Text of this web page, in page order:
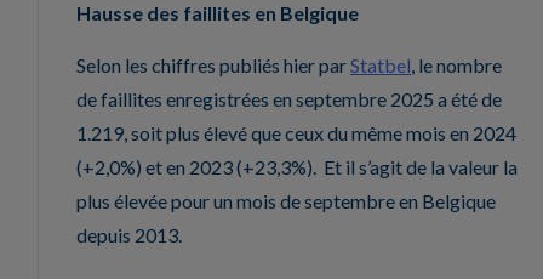
Hausse des faillites en Belgique
Selon les chiffres publiés hier parStatbel, le nombre
de faillites enregistrées en septembre 2025 a été de
1.219, soit plus élevé que ceux du même mois en 2024
(+2,0%) et en 2023 (+23,3%). Et il s’agit de la valeur la
plus élevée pour un mois de septembre en Belgique
depuis 2013.